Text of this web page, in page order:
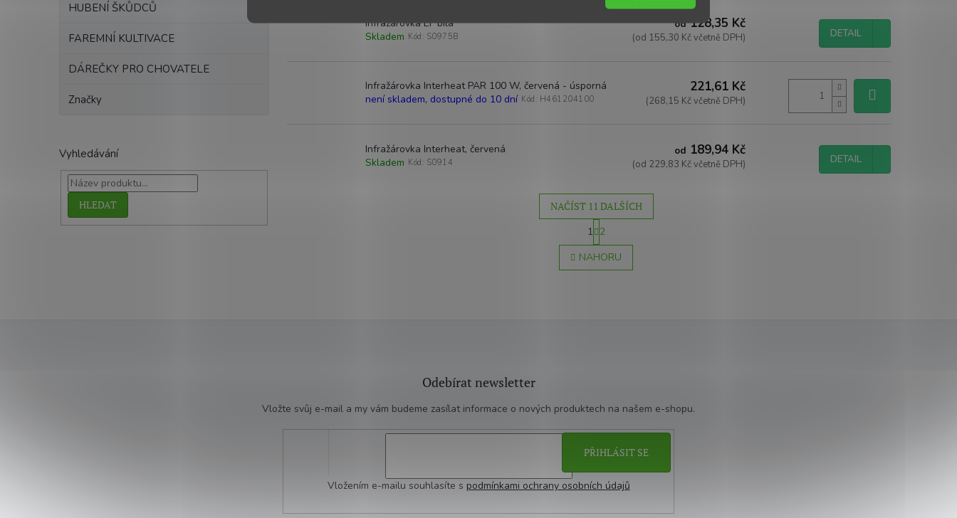
HUBENÍ ŠKŮDCŮ
FAREMNÍ KULTIVACE
DÁREČKY PRO CHOVATELE
Značky
Vyhledávání
HLEDAT
Infražárovka EF bílá
Skladem Kód: S0975B
od128,35 Kč
(od 155,30 Kč včetně DPH) DETAIL
Infražárovka Interheat PAR 100 W, červená - úsporná
není skladem, dostupné do 10 dní Kód: H461204100
221,61 Kč
(268,15 Kč včetně DPH)
Infražárovka Interheat, červená
Skladem Kód: S0914
od 189,94 Kč
(od 229,83 Kč včetně DPH) DETAIL
O
v
v
ý
i
u
NAČÍST 11 DALŠÍCH
S
t
r
á
n
1 2
NAHORU
Odebírat newsletter
Vložte svůj e-mail a my vám budeme zasílat informace o nových produktech na našem e-shopu.
Vložením e-mailu souhlasíte s podmínkami ochrany osobních údajů
PŘIHLÁSIT SE